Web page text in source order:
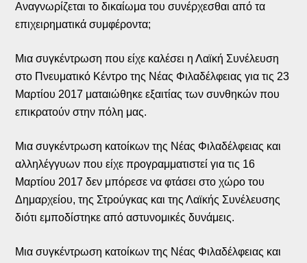
Αναγνωρίζεται το δικαίωμα του συνέρχεσθαι από τα
επιχειρηματικά συμφέροντα;
Μια συγκέντρωση που είχε καλέσει η Λαϊκή Συνέλευση
στο Πνευματικό Κέντρο της Νέας Φιλαδέλφειας για τις 23
Μαρτίου 2017 ματαιώθηκε εξαιτίας των συνθηκών που
επικρατούν στην πόλη μας.
Μια συγκέντρωση κατοίκων της Νέας Φιλαδέλφειας και
αλληλέγγυων που είχε προγραμματιστεί για τις 16
Μαρτίου 2017 δεν μπόρεσε να φτάσει στο χώρο του
Δημαρχείου, της Στρούγκας και της Λαϊκής Συνέλευσης
διότι εμποδίστηκε από αστυνομικές δυνάμεις.
Μια συγκέντρωση κατοίκων της Νέας Φιλαδέλφειας και